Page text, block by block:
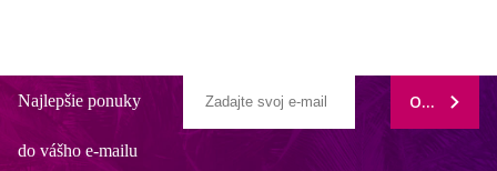
Najlepšie ponuky
do vášho e-mailu
ODOBERAŤ